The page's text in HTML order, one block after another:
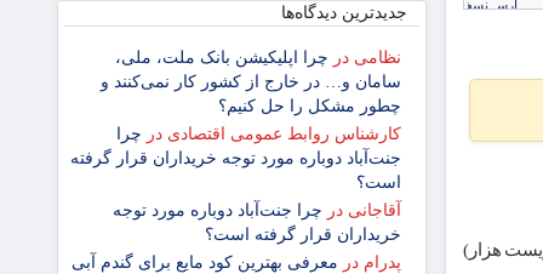
میلیون و دویست هزار)
جدیدترین دیدگاه‌‌ها
نظامی در چرا اپلیکیشن بانک ملت، ملی،
سامان و… در خارج از کشور کار نمی‌کنند و
چطور مشکل را حل کنیم؟
کارشناس روابط عمومی اقتصادی در چرا
جنت‌آباد دوباره مورد توجه خریداران قرار گرفته
است؟
آقاجانی در چرا جنت‌آباد دوباره مورد توجه
خریداران قرار گرفته است؟
پدرام در معرفی بهترین کود مایع برای گندم آبی